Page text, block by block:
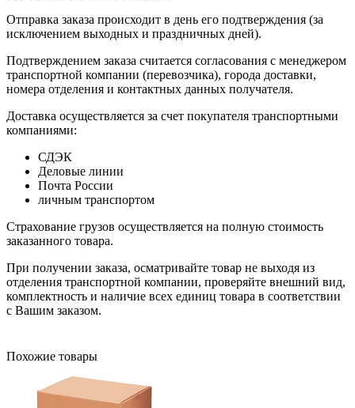
Отправка заказа происходит в день его подтверждения (за
исключением выходных и праздничных дней).
Подтверждением заказа считается согласования с менеджером
транспортной компании (перевозчика), города доставки,
номера отделения и контактных данных получателя.
Доставка осуществляется за счет покупателя транспортными
компаниями:
СДЭК
Деловые линии
Почта России
личным транспортом
Страхование грузов осуществляется на полную стоимость
заказанного товара.
При получении заказа, осматривайте товар не выходя из
отделения транспортной компании, проверяйте внешний вид,
комплектность и наличие всех единиц товара в соответствии
с Вашим заказом.
Похожие товары